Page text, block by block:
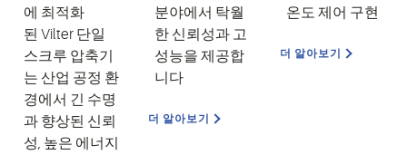
에 최적화
된 Vilter 단일
스크루 압축기
는 산업 공정 환
경에서 긴 수명
과 향상된 신뢰
성, 높은 에너지
분야에서 탁월
한 신뢰성과 고
성능을제공합
니다
더 알아보기
온도 제어 구현
더 알아보기